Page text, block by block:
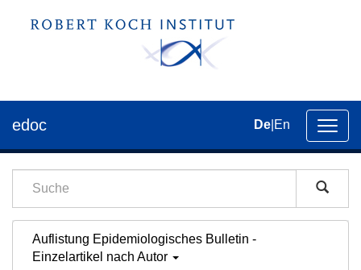
der
edoc De En
Auflistung Epidemiologisches Bulletin -
Einzelartikel nach Autor